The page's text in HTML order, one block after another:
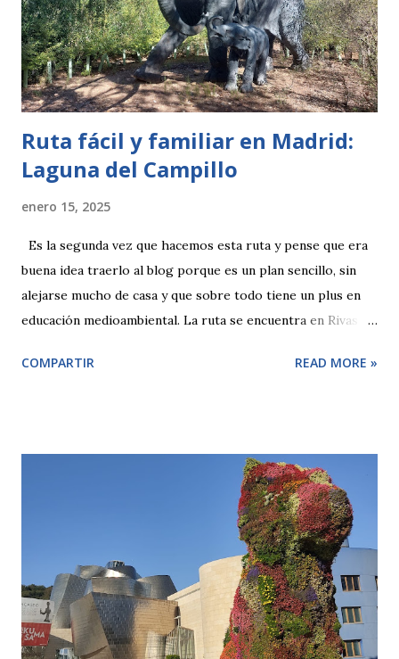
Ruta fácil y familiar en Madrid:
Laguna del Campillo
enero 15, 2025
Es la segunda vez que hacemos esta ruta y pense que era
buena idea traerlo al blog porque es un plan sencillo, sin
alejarse mucho de casa y que sobre todo tiene un plus en
educación medioambiental. La ruta se encuentra en Rivas
poniendo Laguna El Campillo . A la entrada verás que no
haces entera son unos 5 kilometros. Anes de empezar
debes tener en cuenta que al ser una ruta circular puedes
empezar por un sentido u otro. Por la parte izquierda te
encontrarás con el final del Tren Histórico de Arganda ,
nosotros tuvimos la suerte de coincidir con él, si accedes
por ese sitio luego podrás bajar a la senda que rodea la
laguna para ello debes atravesar las vías con un poco de
cuidado. O bien puedes ir hacia la derecha e iniciar allí la
COMPARTIR READ MORE »